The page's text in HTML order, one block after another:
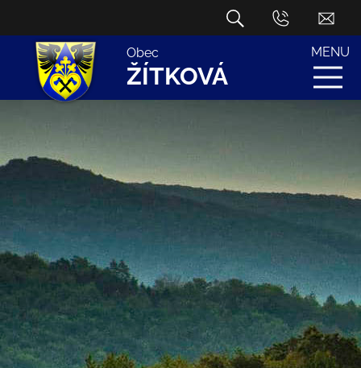
Obec
ŽÍTKOVÁ
MENU